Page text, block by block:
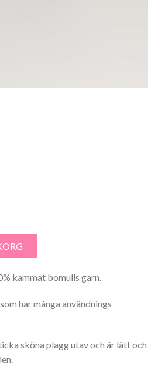
kammat bomulls garn.
har många användnings
sköna plagg utav och är lätt och